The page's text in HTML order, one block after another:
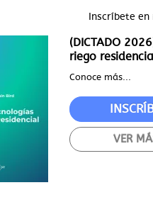
Inscríbete
(DICTADO
riego
Conoce más...
VER